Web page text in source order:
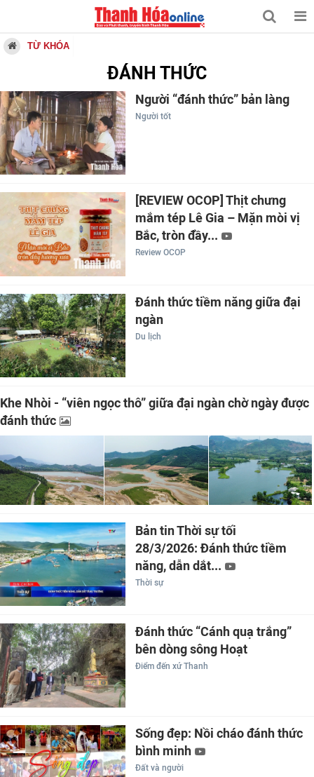
TỪ KHÓA
ĐÁNH THỨC
Người “đánh thức” bản làng
Người tốt
[REVIEW OCOP] Thịt chưng
mắm tép Lê Gia – Mặn mòi vị
Bắc, tròn đầy...
Review OCOP
Đánh thức tiềm năng giữa đại
ngàn
Du lịch
Khe Nhòi - “viên ngọc thô” giữa đại ngàn chờ ngày được
đánh thức
Bản tin Thời sự tối
28/3/2026: Đánh thức tiềm
năng, dẫn dắt...
Thời sự
Đánh thức “Cánh quạ trắng”
bên dòng sông Hoạt
Điểm đến xứ Thanh
Sống đẹp: Nồi cháo đánh thức
bình minh
Đất và người